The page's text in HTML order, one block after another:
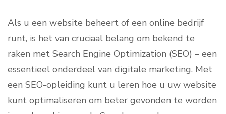
Als u een website beheert of een online bedrijf
runt, is het van cruciaal belang om bekend te
raken met Search Engine Optimization (SEO) – een
essentieel onderdeel van digitale marketing. Met
een SEO-opleiding kunt u leren hoe u uw website
kunt optimaliseren om beter gevonden te worden